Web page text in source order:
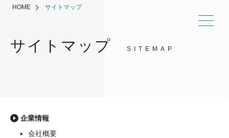
HOME サイトマップ
サイトマップ SITEMAP
企業情報
会社概要